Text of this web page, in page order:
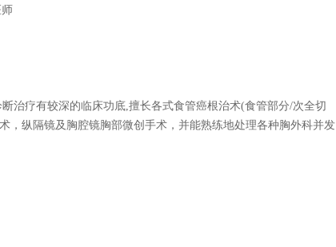
疗有较深的临床功底,擅长各式食管癌根治术(食管部分/次全切
，纵隔镜及胸腔镜胸部微创手术，并能熟练地处理各种胸外科并发